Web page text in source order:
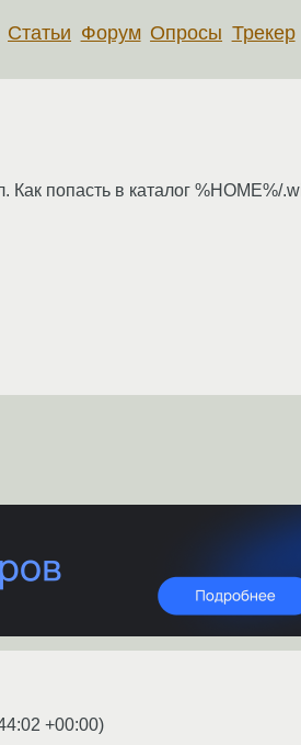
Статьи Форум Опросы Трекер
попасть в каталог %HOME%/
+00:00)